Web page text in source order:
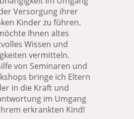
Versorgung ihrer
Kinder zu führen.
Ihnen altes
Wissen und
vermitteln.
von Seminaren und
bringe ich Eltern
in die Kraft und
im Umgang
erkrankten Kind!